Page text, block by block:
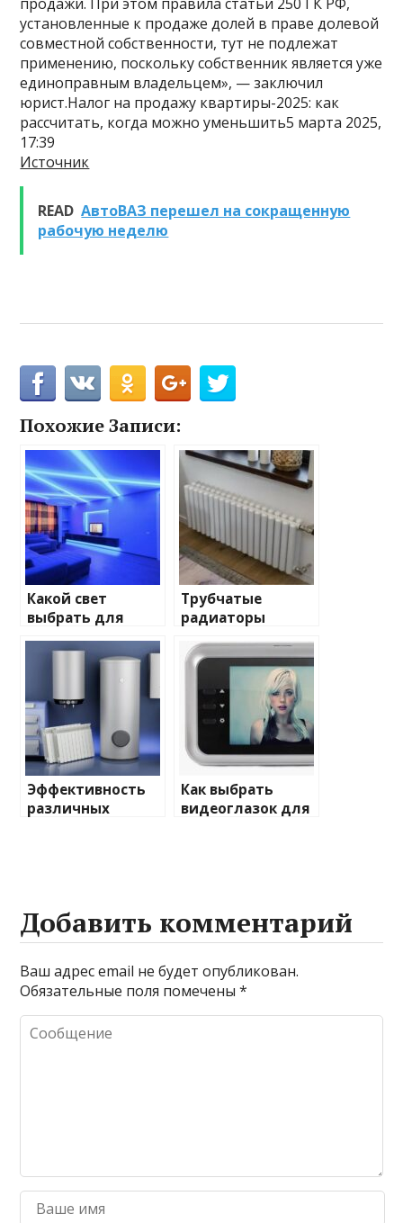
установленные к продаже долей в праве долевой
совместной собственности, тут не подлежат
применению, поскольку собственник является уже
единоправным владельцем», — заключил
юрист.Налог на продажу квартиры-2025: как
рассчитать, когда можно уменьшить5 марта 2025,
17:39
Источник
READ АвтоВАЗ перешел на сокращенную
рабочую неделю
Похожие Записи:
Какой свет
выбрать для
домашнего
освещения
Трубчатые
радиаторы
и характеристики
Эффективность
различных
Как выбрать
видеоглазок для
Добавить комментарий
Ваш адрес email не будет опубликован.
Обязательные поля помечены*